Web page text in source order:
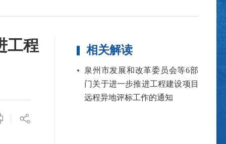
工程 相关解读
泉州市发展和改革委员会等6部
门关于进一步推进工程建设项目
远程异地评标工作的通知